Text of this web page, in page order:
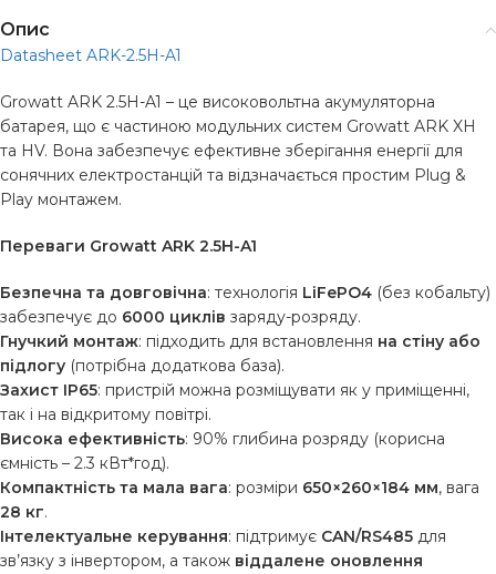
Опис
Datasheet ARK-2.5H-A1
Growatt ARK 2.5H-A1 – це високовольтна акумуляторна
батарея, що є частиною модульних систем Growatt ARK XH
та HV. Вона забезпечує ефективне зберігання енергії для
сонячних електростанцій та відзначається простим Plug &
Play монтажем.
Переваги Growatt ARK 2.5H-A1
Безпечна та довговічна: технологія LiFePO4 (без кобальту)
забезпечує до 6000 циклів заряду-розряду.
Гнучкий монтаж: підходить для встановлення на стіну або
підлогу (потрібна додаткова база).
Захист IP65: пристрій можна розміщувати як у приміщенні,
так і на відкритому повітрі.
Висока ефективність: 90% глибина розряду (корисна
ємність – 2.3 кВт*год).
Компактність та мала вага: розміри 650×260×184 мм, вага
28 кг.
Інтелектуальне керування: підтримує CAN/RS485 для
зв’язку з інвертором, а також віддалене оновлення